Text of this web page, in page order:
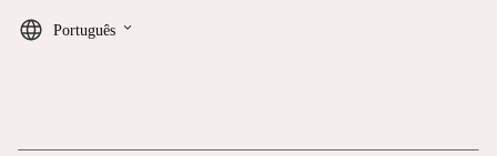
Português keyboard_arrow_down